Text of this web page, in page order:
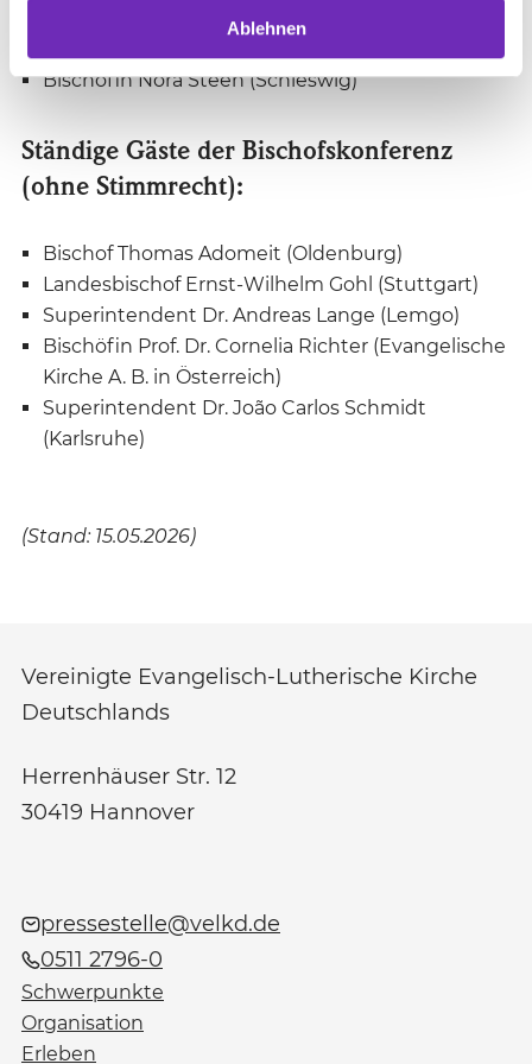
Ablehnen
Bischöfin Nora Steen (Schleswig)
Ständige Gäste der Bischofskonferenz
(ohne Stimmrecht):
Bischof Thomas Adomeit (Oldenburg)
Landesbischof Ernst-Wilhelm Gohl (Stuttgart)
Superintendent Dr. Andreas Lange (Lemgo)
Bischöfin Prof. Dr. Cornelia Richter (Evangelische
Kirche A. B. in Österreich)
Superintendent Dr. João Carlos Schmidt
(Karlsruhe)
(Stand: 15.05.2026)
Vereinigte Evangelisch-Lutherische Kirche
Deutschlands
Herrenhäuser Str. 12
30419 Hannover
pressestelle@velkd.de
0511 2796-0
Schwerpunkte
Organisation
Erleben